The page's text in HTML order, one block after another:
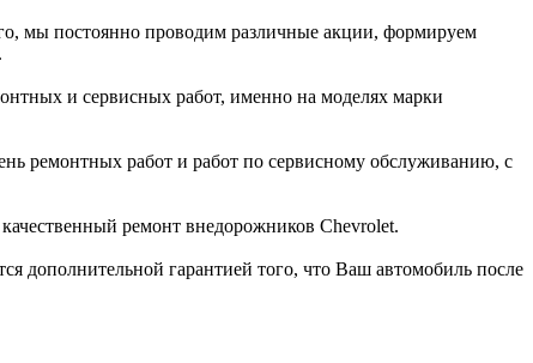
мы постоянно проводим различные акции, формируем
и сервисных работ, именно на моделях марки
ремонтных работ и работ по сервисному обслуживанию, с
ремонт внедорожников Chevrolet.
дополнительной гарантией того, что Ваш автомобиль после